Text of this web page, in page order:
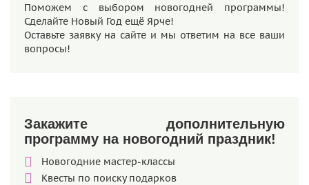
Поможем с выбором новогодней программы!
Сделайте Новый Год ещё Ярче!
Оставьте заявку на сайте и мы ответим на все ваши
вопросы!
Закажите дополнительную
программу на новогодний праздник!
Новогодние мастер-классы
Квесты по поиску подарков